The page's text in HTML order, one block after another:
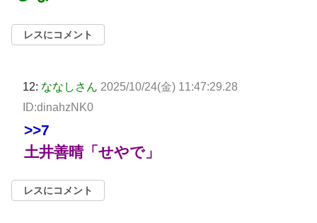
レスにコメント
12: ななしさん 2025/10/24(金) 11:47:29.28
ID:dinahzNK0
>>7
土井善晴「せやで」
レスにコメント